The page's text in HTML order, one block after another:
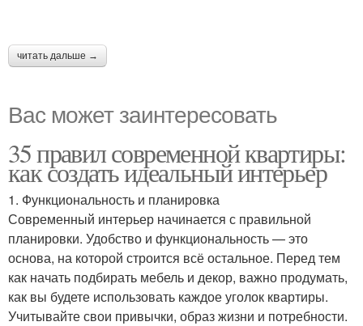
читать дальше →
Вас может заинтересовать
35 правил современной квартиры:
как создать идеальный интерьер
1. Функциональность и планировка
Современный интерьер начинается с правильной
планировки. Удобство и функциональность — это
основа, на которой строится всё остальное. Перед тем
как начать подбирать мебель и декор, важно продумать,
как вы будете использовать каждое уголок квартиры.
Учитывайте свои привычки, образ жизни и потребности.